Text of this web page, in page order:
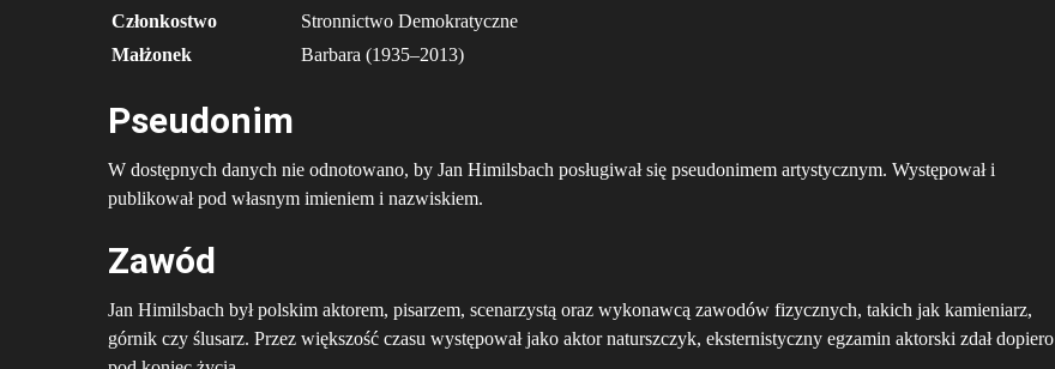
Członkostwo
Stronnictwo Demokratyczne
Małżonek
Barbara (1935–2013)
Pseudonim
W dostępnych danych nie odnotowano, by Jan Himilsbach posługiwał się pseudonimem artystycznym. Występował i
publikował pod własnym imieniem i nazwiskiem.
Zawód
Jan Himilsbach był polskim aktorem, pisarzem, scenarzystą oraz wykonawcą zawodów fizycznych, takich jak kamieniarz,
górnik czy ślusarz. Przez większość czasu występował jako aktor naturszczyk, eksternistyczny egzamin aktorski zdał dopiero